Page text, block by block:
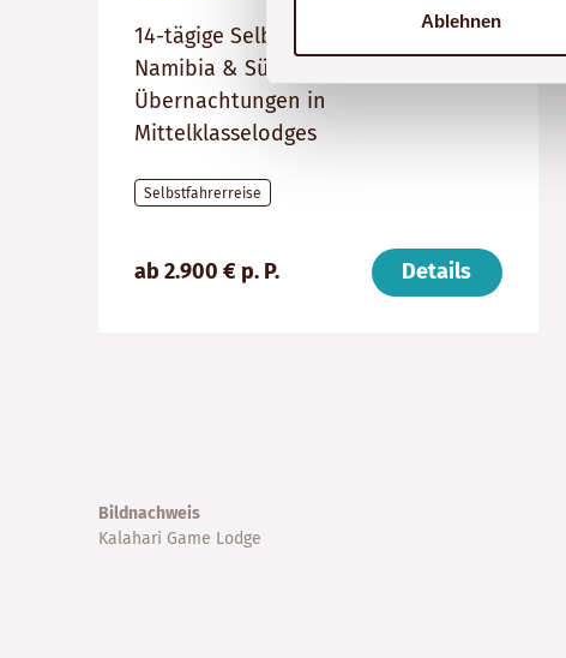
Ablehnen
14-tägige Selbstfahrerreise nach
Namibia & Südafrika mit
Übernachtungen in
Mittelklasselodges
Selbstfahrerreise
ab 2.900 € p. P. Details
(ab):
14
Südafrika,
Bildnachweis
Kalahari Game Lodge